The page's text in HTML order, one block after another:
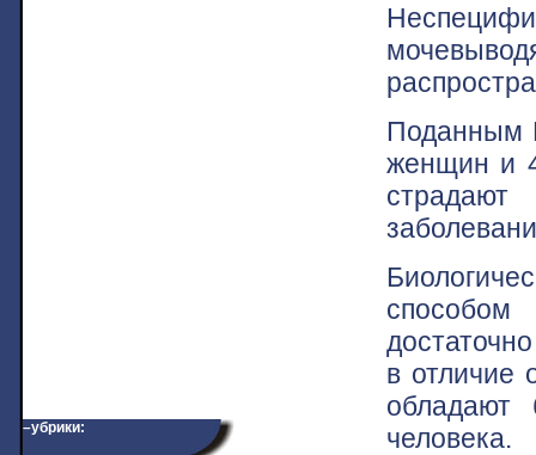
–убрики:
Поданным
женщин и
способом
в отличие
обладают
человека.